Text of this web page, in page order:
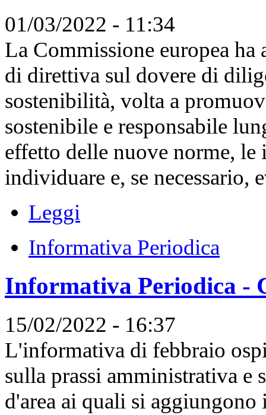
01/03/2022 - 11:34
La Commissione europea
di direttiva sul dovere di
sostenibilità, volta a
sostenibile e responsabile
effetto delle nuove norme, le
individuare e, se necessario,
Leggi
Informativa Periodica
Informativa Periodica -
15/02/2022 - 16:37
L'informativa di febbraio
sulla prassi amministrativa e
d'area ai quali si